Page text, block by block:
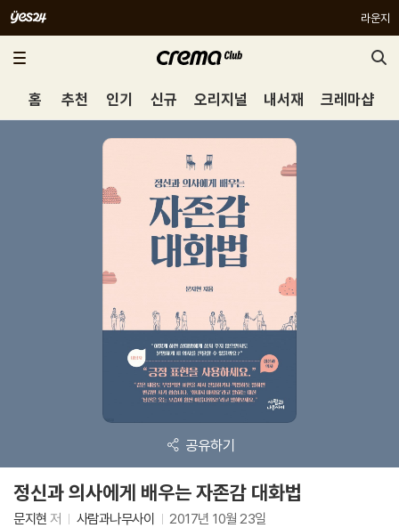
라운지
홈 추천 인기 신규 오리지널 내서재 크레마샵
공유하기
정신과 의사에게 배우는 자존감 대화법
문지현 저 사람과나무사이 2017년 10월 23일